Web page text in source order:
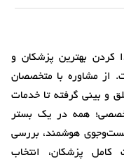
کردن بهترین پزشکان و
از مشاوره با متخصصان
و بینی گرفته تا خدمات
تخصصی؛ همه در یک بستر
جست‌وجوی هوشمند، بررسی
کامل پزشکان، انتخاب